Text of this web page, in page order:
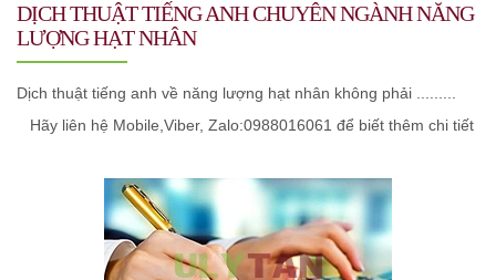
DỊCH THUẬT TIẾNG ANH CHUYÊN NGÀNH NĂNG
LƯỢNG HẠT NHÂN
Dịch thuật tiếng anh về năng lượng hạt nhân không phải .........
Hãy liên hệ Mobile,Viber, Zalo:0988016061 để biết thêm chi tiết